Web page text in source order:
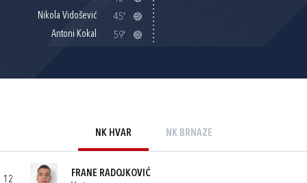
Nikola Vidošević
45'
Antoni Kokal
59'
NK HVAR NK BRNAZE
12
FRANE RADOJKOVIĆ